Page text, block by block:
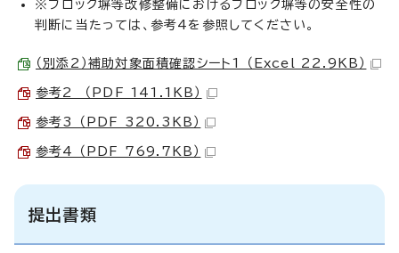
※ブロック塀等改修整備におけるブロック塀等の安全性の
判断に当たっては、参考4を参照してください。
（別添2）補助対象面積確認シート1 （Excel 22.9KB）
参考2 （PDF 141.1KB）
参考3 （PDF 320.3KB）
参考4 （PDF 769.7KB）
提出書類